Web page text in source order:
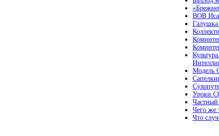
ВОВ
Модель
Уроки
Чего же
Что